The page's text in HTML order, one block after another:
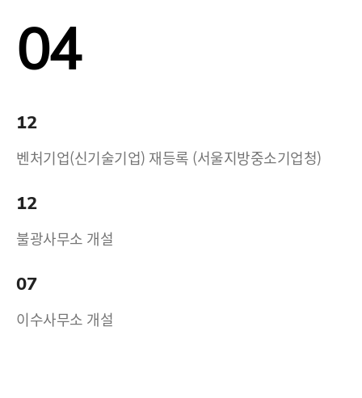
04
12
벤처기업(신기술기업) 재등록 (서울지방중소기업청)
12
불광사무소 개설
07
이수사무소 개설